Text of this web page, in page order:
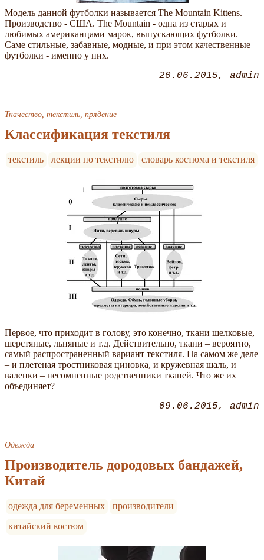
Модель данной футболки называется The Mountain Kittens.
Производство - США. The Mountain - одна из старых и
любимых американцами марок, выпускающих футболки.
Саме стильные, забавные, модные, и при этом качественные
футболки - именно у них.
20.06.2015 admin
Ткачество, текстиль, прядение
Классификация текстиля
текстиль лекции по текстилю словарь костюма и текстиля
Первое, что приходит в голову, это конечно, ткани шелковые,
шерстяные, льняные и т.д. Действительно, ткани – вероятно,
самый распространенный вариант текстиля. На самом же деле
– и плетеная тростниковая циновка, и кружевная шаль, и
валенки – несомненные родственники тканей. Что же их
объединяет?
09.06.2015 admin
Одежда
Производитель дородовых бандажей,
Китай
одежда для беременных
производители
китайский костюм